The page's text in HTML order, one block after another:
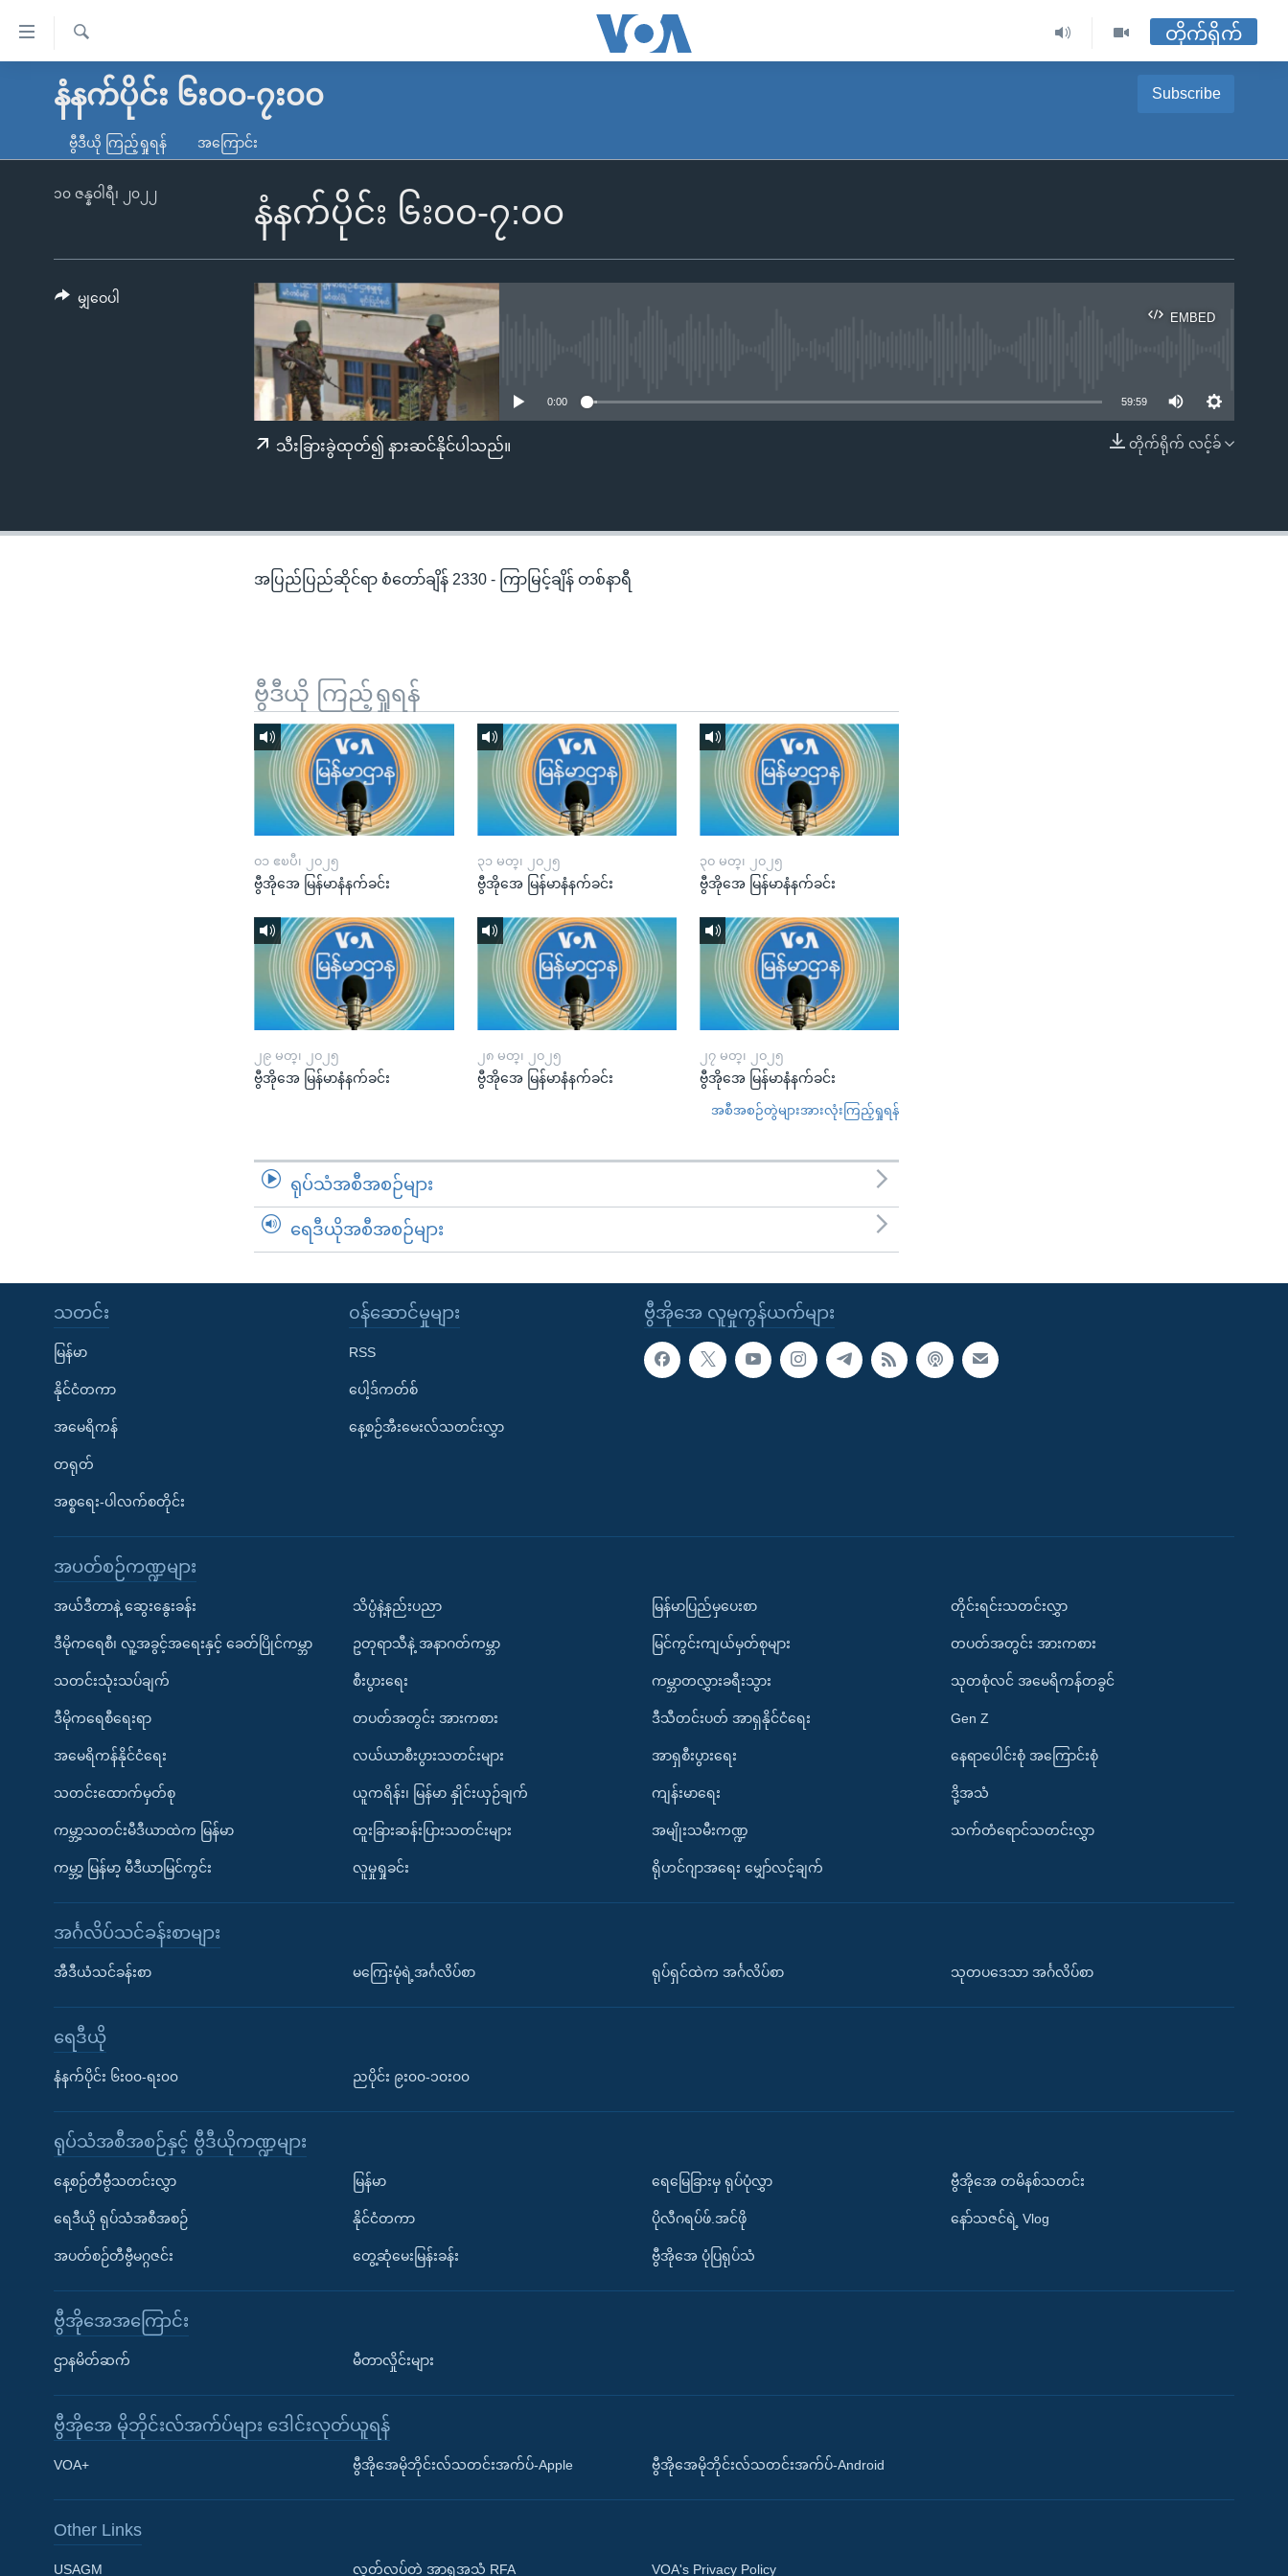
လွယ်ကူ
သည့်
ကျော်
မူလစာမျက်နှာ
ကမ္ဘာ့သတင်းများ
နိုင်ငံတကာ
တရုတ်
အစ္စရေး-ပါလက်စတိုင်း
ရပ်ဝန်းတခု လမ်းတခု အလွန်
အင်္ဂလိပ်စာလေ့လာမယ်
Learning English
ရ
လာ
တိုက်ရိုက်
နံနက်ပိုင်း ၆း၀၀-၇း၀၀ Subscribe
Spotify
ဗွီဒီယို ကြည့်ရှုရန် အကြောင်း
နံနက်ပိုင်း ၆း၀၀-၇:၀၀
၁၀ ဇန္နဝါရီ၊ ၂၀၂၂
EMBED
EMBED
0:00 59:59
တိုက်ရိုက် လင့်ခ်
သီးခြားခွဲထုတ်၍ နားဆင်နိုင်ပါသည်။
မျှဝေပါ
အပြည်ပြည်ဆိုင်ရာ စံတော်ချိန် 2330 - ကြာမြင့်ချိန် တစ်နာရီ
ဗွီဒီယို ကြည့်ရှုရန်
၀၁ ဧၿပီ၊ ၂၀၂၅
ဗွီအိုအေ မြန်မာနံနက်ခင်း
၃၁ မတ္၊ ၂၀၂၅
ဗွီအိုအေ မြန်မာနံနက်ခင်း
၃၀ မတ္၊ ၂၀၂၅
ဗွီအိုအေ မြန်မာနံနက်ခင်း
၂၉ မတ္၊ ၂၀၂၅
ဗွီအိုအေ မြန်မာနံနက်ခင်း
၂၈ မတ္၊ ၂၀၂၅
ဗွီအိုအေ မြန်မာနံနက်ခင်း
၂၇ မတ္၊ ၂၀၂၅
ဗွီအိုအေ မြန်မာနံနက်ခင်း
အစီအစဉ်တွဲများအားလုံးကြည့်ရှုရန်
ရုပ်သံအစီအစဉ်များ
ရေဒီယိုအစီအစဉ်များ
ဗွီအိုအေ လူမှုကွန်ယက်များ
သတင်း
မြန်မာ
နိုင်ငံတကာ
အမေရိကန်
တရုတ်
အစ္စရေး-ပါလက်စတိုင်း
၀န်ဆောင်မှုများ
RSS
ပေါ့ဒ်ကတ်စ်
နေ့စဉ်အီးမေးလ်သတင်းလွှာ
အပတ်စဉ်ကဏ္ဍများ
အယ်ဒီတာနဲ့ ဆွေးနွေးခန်း
ဒီမိုကရေစီ၊ လူ့အခွင့်အရေးနှင့် ခေတ်ပြိုင်ကမ္ဘာ
သတင်းသုံးသပ်ချက်
ဒီမိုကရေစီရေးရာ
အမေရိကန်နိုင်ငံရေး
သတင်းထောက်မှတ်စု
ကမ္ဘာ့သတင်းမီဒီယာထဲက မြန်မာ
ကမ္ဘာ့ မြန်မာ့ မီဒီယာမြင်ကွင်း
သိပ္ပံနဲ့နည်းပညာ
ဥတုရာသီနဲ့ အနာဂတ်ကမ္ဘာ
စီးပွားရေး
တပတ်အတွင်း အားကစား
လယ်ယာစီးပွားသတင်းများ
ယူကရိန်း၊ မြန်မာ နှိုင်းယှဉ်ချက်
ထူးခြားဆန်းပြားသတင်းများ
လူမှုရှုခင်း
မြန်မာပြည်မှပေးစာ
မြင်ကွင်းကျယ်မှတ်စုများ
ကမ္ဘာတလွှားခရီးသွား
ဒီသီတင်းပတ် အာရှနိုင်ငံရေး
အာရှစီးပွားရေး
ကျန်းမာရေး
အမျိုးသမီးကဏ္ဍ
ရိုဟင်ဂျာအရေး မျှော်လင့်ချက်
တိုင်းရင်းသတင်းလွှာ
တပတ်အတွင်း အားကစား
သုတစုံလင် အမေရိကန်တခွင်
Gen Z
နေရာပေါင်းစုံ အကြောင်းစုံ
ဒို့အသံ
သက်တံရောင်သတင်းလွှာ
အင်္ဂလိပ်သင်ခန်းစာများ
အီဒီယံသင်ခန်းစာ မကြေးမုံရဲ့အင်္ဂလိပ်စာ ရုပ်ရှင်ထဲက အင်္ဂလိပ်စာ သုတပဒေသာ အင်္ဂလိပ်စာ
ရေဒီယို
နံနက်ပိုင်း ၆း၀၀-ရး၀၀ ညပိုင်း ၉း၀၀-၁၀း၀၀
ရုပ်သံအစီအစဉ်နှင့် ဗွီဒီယိုကဏ္ဍများ
နေ့စဉ်တီဗွီသတင်းလွှာ
ရေဒီယို ရုပ်သံအစီအစဉ်
အပတ်စဉ်တီဗွီမဂ္ဂဇင်း
မြန်မာ
နိုင်ငံတကာ
တွေ့ဆုံမေးမြန်းခန်း
ရေမြေခြားမှ ရုပ်ပုံလွှာ
ပိုလီဂရပ်ဖ်.အင်ဖို
ဗွီအိုအေ ပုံပြရုပ်သံ
ဗွီအိုအေ တမိနစ်သတင်း
နော်သဇင်ရဲ့ Vlog
ဗွီအိုအေအကြောင်း
ဌာနမိတ်ဆက် မီတာလှိုင်းများ
ဗွီအိုအေ မိုဘိုင်းလ်အက်ပ်များ ဒေါင်းလုတ်ယူရန်
VOA+ ဗွီအိုအေမိုဘိုင်းလ်သတင်းအက်ပ်-Apple ဗွီအိုအေမိုဘိုင်းလ်သတင်းအက်ပ်-Android
Other Links
USAGM လွတ်လပ်တဲ့ အာရှအသံ RFA VOA's Privacy Policy